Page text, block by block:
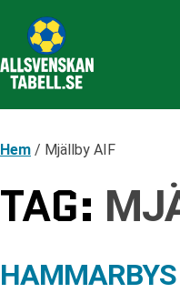
Hem / Mjällby AIF
TAG:
HAMMARBYS